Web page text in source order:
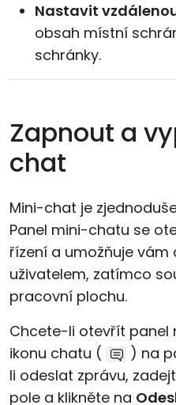
Nastavit
obsah místní
schránky.
Zapnout a
chat
Mini-chat je
Panel mini-chatu se
řízení a umožňuje
uživatelem, zatímco
pracovní plochu.
Chcete-li otevřít panel
ikonu chatu (
) na
li odeslat zprávu,
pole a klikněte na